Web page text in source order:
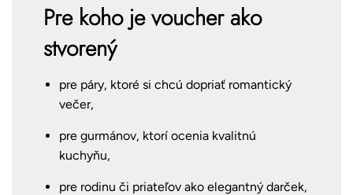
Pre koho je voucher ako
stvorený
pre páry, ktoré si chcú dopriať romantický
večer,
pre gurmánov, ktorí ocenia kvalitnú
kuchyňu,
pre rodinu či priateľov ako elegantný darček,